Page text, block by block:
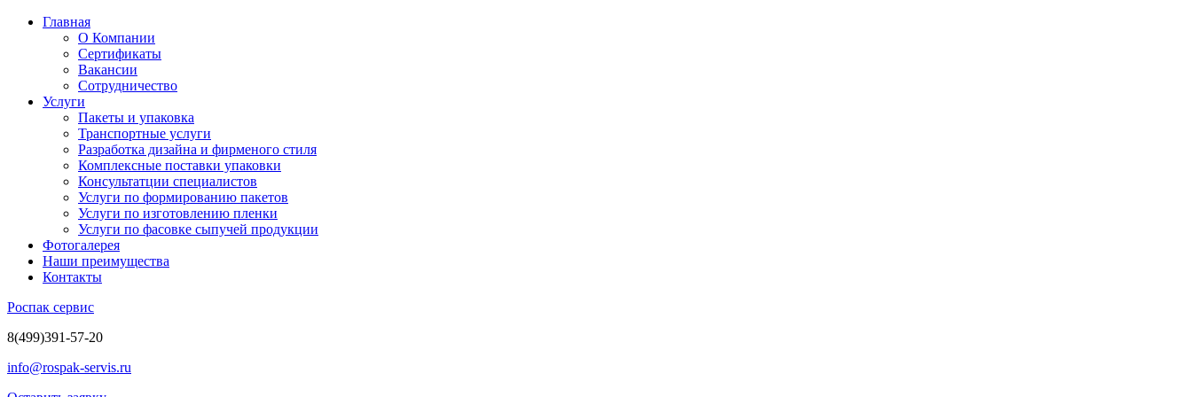
Главная
О Компании
Сертификаты
Вакансии
Сотрудничество
Услуги
Пакеты и упаковка
Транспортные услуги
Разработка дизайна и фирменого стиля
Комплексные поставки упаковки
Консультатции специалистов
Услуги по формированию пакетов
Услуги по изготовлению пленки
Услуги по фасовке сыпучей продукции
Фотогалерея
Наши преимущества
Контакты
Роспак сервис
8(499)391-57-20
info@rospak-servis.ru